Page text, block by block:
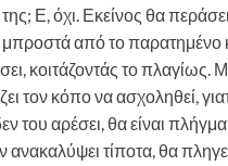
Ε, όχι. Εκείνος θα
από το παρατημένο
κοιτάζοντάς το πλαγίως.
τον κόπο να ασχοληθεί,
του αρέσει, θα είναι
ανακαλύψει τίποτα, θα